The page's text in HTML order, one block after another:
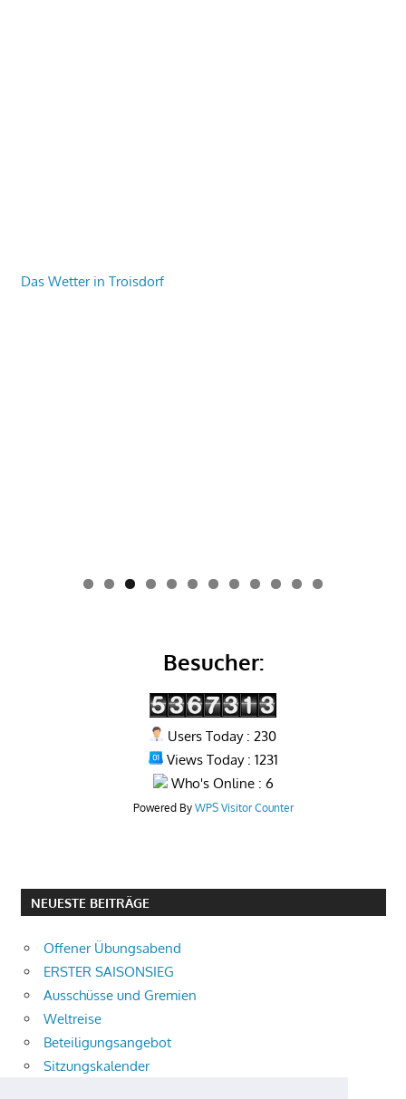
Das Wetter in Troisdorf
0 1 2
Besucher:
Users Today : 230
Views Today : 1231
Who's Online : 6
Powered By WPS Visitor Counter
NEUESTE BEITRÄGE
Offener Übungsabend
ERSTER SAISONSIEG
Ausschüsse und Gremien
Weltreise
Beteiligungsangebot
Sitzungskalender